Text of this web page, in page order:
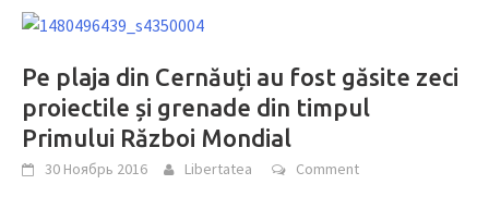
Pe plaja din Cernăuți au fost găsite zeci
proiectile și grenade din timpul
Primului Război Mondial
30 Ноябрь 2016 Libertatea Comment